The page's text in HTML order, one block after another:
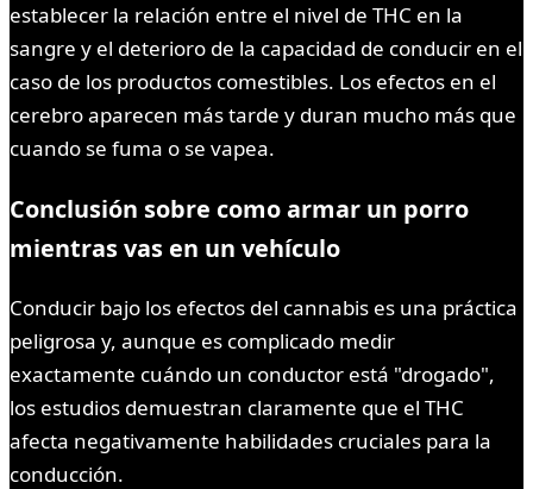
establecer la relación entre el nivel de THC en la
sangre y el deterioro de la capacidad de conducir en el
caso de los productos comestibles. Los efectos en el
cerebro aparecen más tarde y duran mucho más que
cuando se fuma o se vapea.
Conclusión sobre como armar un porro
mientras vas en un vehículo
Conducir bajo los efectos del cannabis es una práctica
peligrosa y, aunque es complicado medir
exactamente cuándo un conductor está "drogado",
los estudios demuestran claramente que el THC
afecta negativamente habilidades cruciales para la
conducción.